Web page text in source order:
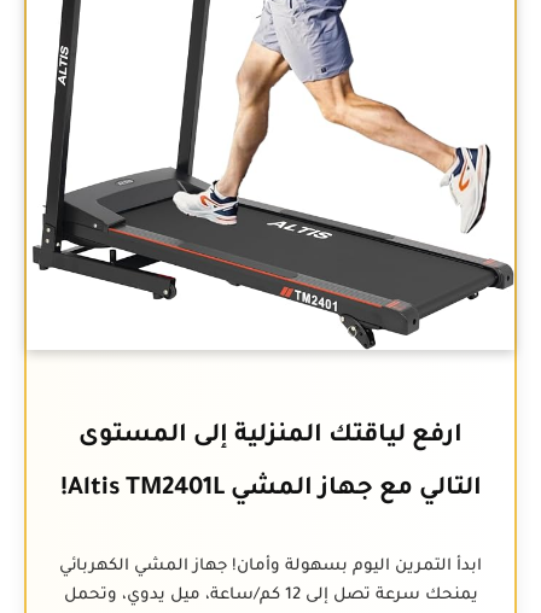
ارفع لياقتك المنزلية إلى المستوى
التالي مع جهاز المشي Altis TM2401L!
ابدأ التمرين اليوم بسهولة وأمان! جهاز المشي الكهربائي
يمنحك سرعة تصل إلى 12 كم/ساعة، ميل يدوي، وتحمل